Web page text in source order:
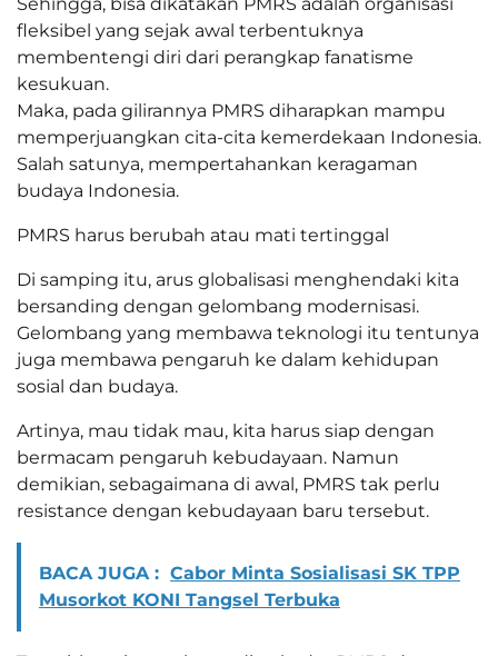
fleksibel yang sejak awal terbentuknya
membentengi diri dari perangkap fanatisme
kesukuan.
Maka, pada gilirannya PMRS diharapkan mampu
memperjuangkan cita-cita kemerdekaan Indonesia.
Salah satunya, mempertahankan keragaman
budaya Indonesia.
PMRS harus berubah atau mati tertinggal
Di samping itu, arus globalisasi menghendaki kita
bersanding dengan gelombang modernisasi.
Gelombang yang membawa teknologi itu tentunya
juga membawa pengaruh ke dalam kehidupan
sosial dan budaya.
Artinya, mau tidak mau, kita harus siap dengan
bermacam pengaruh kebudayaan. Namun
demikian, sebagaimana di awal, PMRS tak perlu
resistance dengan kebudayaan baru tersebut.
BACA JUGA : Cabor Minta Sosialisasi SK TPP
Musorkot KONI Tangsel Terbuka